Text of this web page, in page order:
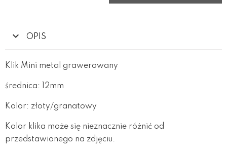
OPIS
Klik Mini metal grawerowany
średnica: 12mm
Kolor: złoty/granatowy
Kolor klika może się nieznacznie różnić od
przedstawionego na zdjęciu.